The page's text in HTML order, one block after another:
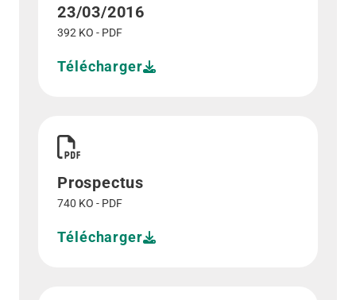
23/03/2016
392 KO - PDF
Télécharger
Prospectus
740 KO - PDF
Télécharger